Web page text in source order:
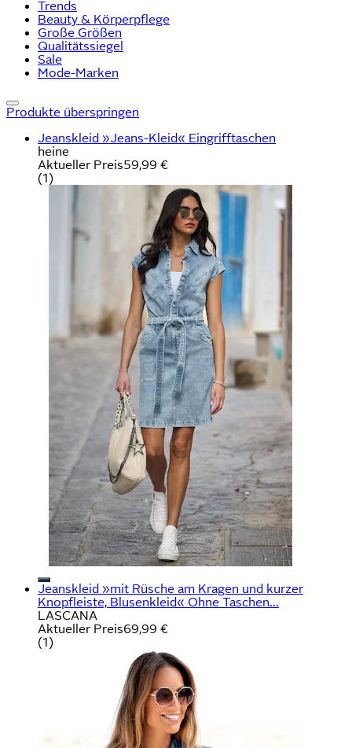
Trends
Beauty & Körperpflege
Große Größen
Qualitätssiegel
Sale
Mode-Marken
Produkte überspringen
Jeanskleid »Jeans-Kleid« Eingrifftaschen
heine
Aktueller Preis59,99 €
(1)
Jeanskleid »mit Rüsche am Kragen und kurzer
Knopfleiste, Blusenkleid« Ohne Taschen...
LASCANA
Aktueller Preis69,99 €
(1)